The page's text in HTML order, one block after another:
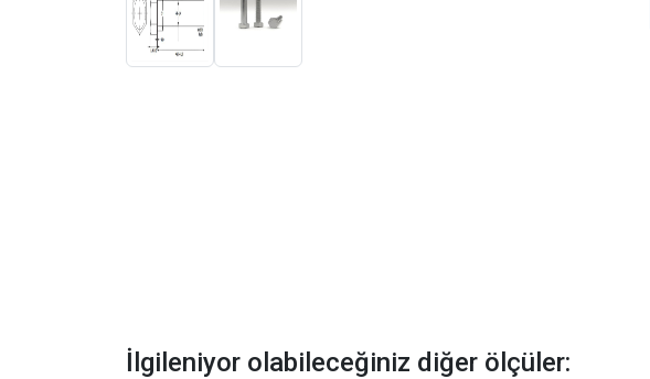
İlgileniyor olabileceğiniz diğer ölçüler: